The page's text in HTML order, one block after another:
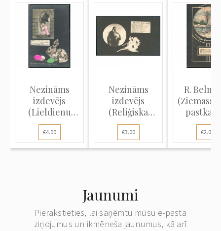
Nezināms
izdevējs
(Lieldienu
pastkarte):
Siev...
€4.00
Nezināms
izdevējs
(Reliģiska
atklātne):
Labai...
€3.00
R.
€2.00
Jaunumi
Pierakstieties, lai saņēmtu mūsu e-pasta
ziņojumus un ikmēneša jaunumus, kā arī